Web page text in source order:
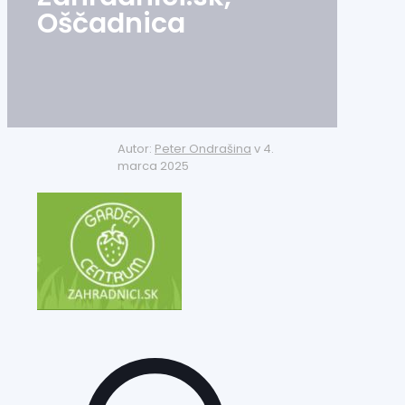
Oščadnica
Autor: Peter Ondrašina v 4.
marca 2025